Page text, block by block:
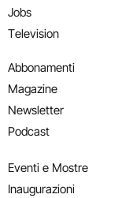
Jobs
Television
Abbonamenti
Magazine
Newsletter
Podcast
Eventi e Mostre
Inaugurazioni